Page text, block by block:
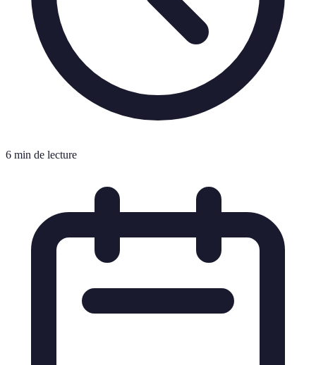
6 min de lecture